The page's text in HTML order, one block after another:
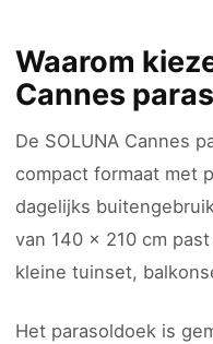
Waarom
Cannes
De SOLUNA Cannes
compact formaat met
dagelijks
van 140 x 210 cm
kleine tuinset,
Het parasoldoek is